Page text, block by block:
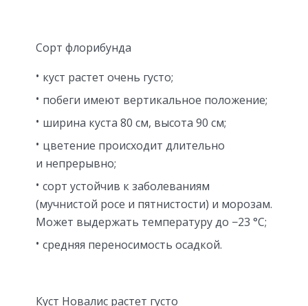
Сорт флорибунда
куст растет очень густо;
побеги имеют вертикальное положение;
ширина куста 80 см, высота 90 см;
цветение происходит длительно
и непрерывно;
сорт устойчив к заболеваниям
(мучнистой росе и пятнистости) и морозам.
Может выдержать температуру до −23 °С;
средняя переносимость осадкой.
Куст Новалис растет густо